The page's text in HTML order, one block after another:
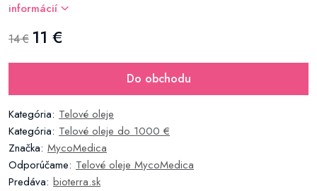
informácií
14 € 11 €
Do obchodu
Kategória: Telové oleje
Kategória: Telové oleje do 1000 €
Značka: MycoMedica
Odporúčame: Telové oleje MycoMedica
Predáva: bioterra.sk